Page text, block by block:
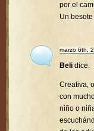
por el
Un besote
marzo 6th,
Beli dice:
Creativa,
con
niño o